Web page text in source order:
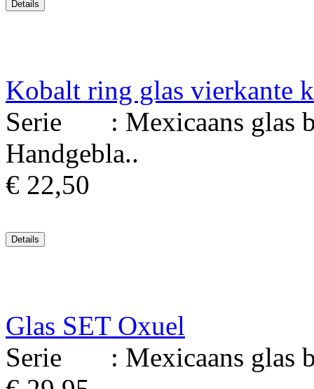
Kobalt ring glas vierkante
Serie : Mexicaans glas
Handgebla..
€ 22,50
Glas SET Oxuel
Serie : Mexicaans glas